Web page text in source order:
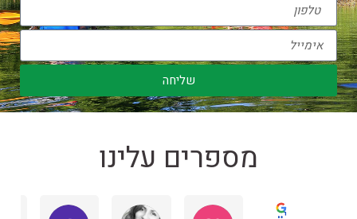
שליחה
מספרים עלינו
ימי גיבוש לעובדים - בטבע שלנו